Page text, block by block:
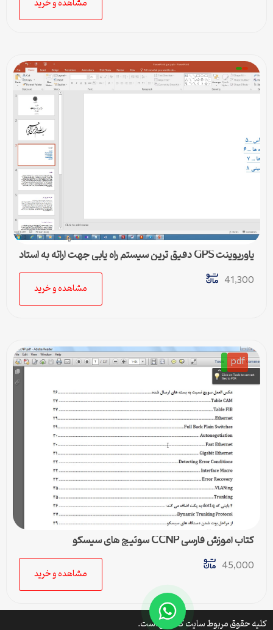
مشاهده و خرید
پاورپوینت GPS دقیق ترین سیستم راه یابی جهت ارائه به استاد
و کنفرانس
41,300
مشاهده و خرید
pdf
کتاب آموزش فارسی CCNP سوئیچ های سیسکو
45,000
مشاهده و خرید
کلیه حقوق مربوط سایت کتافایل است.